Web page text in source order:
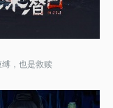
，也是救赎